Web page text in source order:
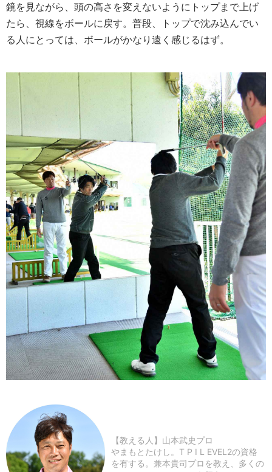
鏡を見ながら、頭の高さを変えないようにトップまで上げ
たら、視線をボールに戻す。普段、トップで沈み込んでい
る人にとっては、ボールがかなり遠く感じるはず。
【教える人】山本武史プロ
やまもとたけし。T P I L EVEL2の資格
を有する。兼本貴司プロを教え、多くの